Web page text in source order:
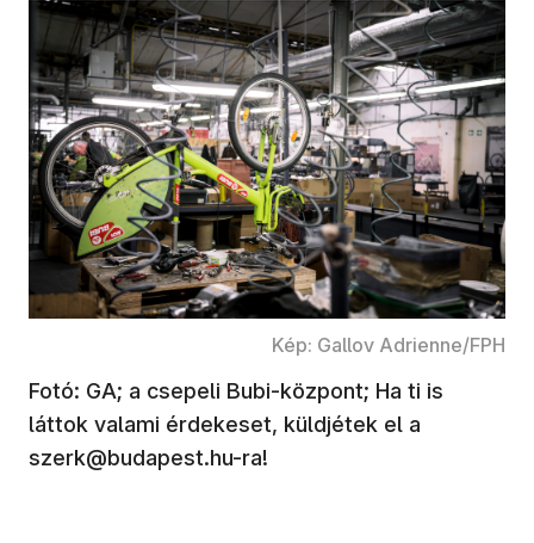
Kép: Gallov Adrienne/FPH
Fotó: GA; a csepeli Bubi-központ; Ha ti is
láttok valami érdekeset, küldjétek el a
szerk@budapest.hu-ra!